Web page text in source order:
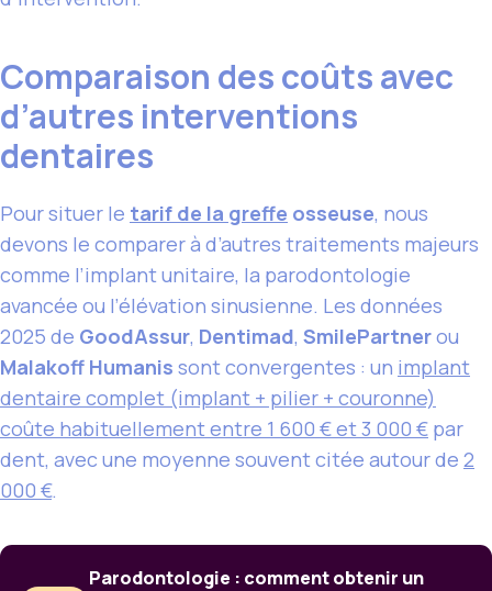
Comparaison des coûts avec
d’autres interventions
dentaires
Pour situer le tarif de la greffe osseuse, nous
devons le comparer à d’autres traitements majeurs
comme l’implant unitaire, la parodontologie
avancée ou l’élévation sinusienne. Les données
2025 de GoodAssur, Dentimad, SmilePartnerou
Malakoff Humanis sont convergentes : un implant
dentaire complet (implant + pilier + couronne)
coûte habituellement entre 1 600 € et 3 000 € par
dent, avec une moyenne souvent citée autour de 2
000 €.
Parodontologie : comment obtenir un